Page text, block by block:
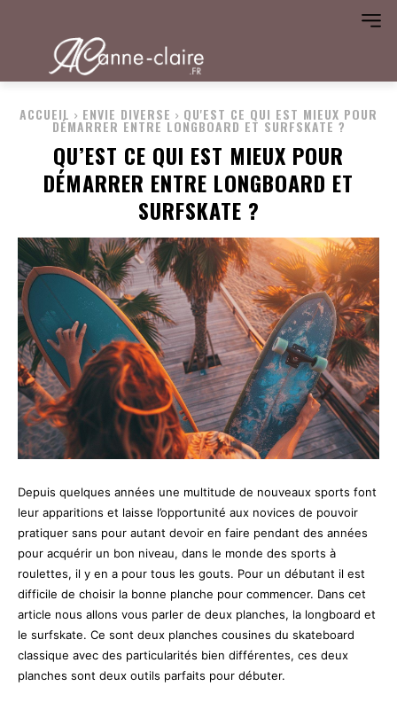
ACCUEIL ENVIE DIVERSE QU'EST CE QUI EST MIEUX POUR
DÉMARRER ENTRE LONGBOARD ET SURFSKATE ?
QU’EST CE QUI EST MIEUX POUR
DÉMARRER ENTRE LONGBOARD ET
SURFSKATE ?
Depuis quelques années une multitude de nouveaux sports font
leur apparitions et laisse l’opportunité aux novices de pouvoir
pratiquer sans pour autant devoir en faire pendant des années
pour acquérir un bon niveau, dans le monde des sports à
roulettes, il y en a pour tous les gouts. Pour un débutant il est
difficile de choisir la bonne planche pour commencer. Dans cet
article nous allons vous parler de deux planches, la longboard et
le surfskate. Ce sont deux planches cousines du skateboard
classique avec des particularités bien différentes, ces deux
planches sont deux outils parfaits pour débuter.